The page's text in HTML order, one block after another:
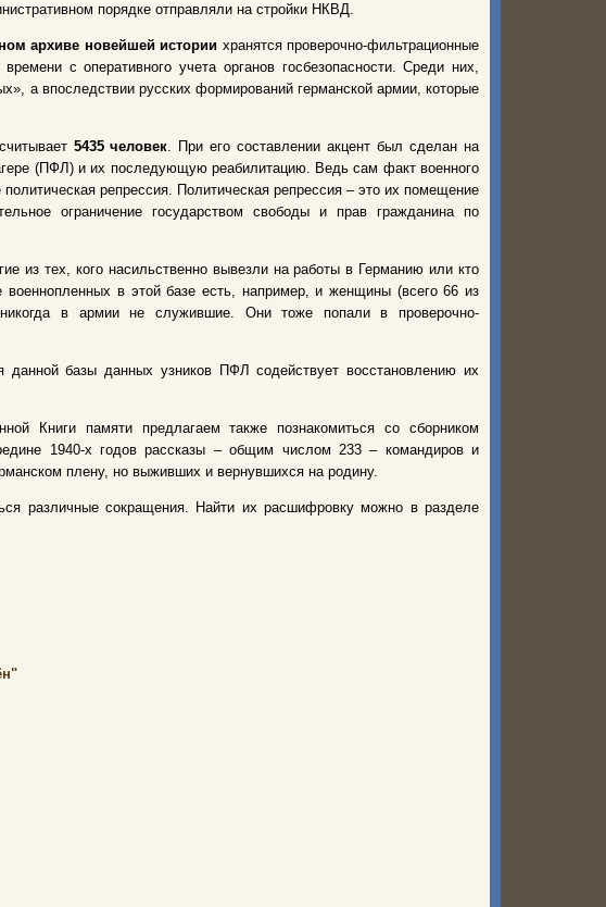
порядке отправляли на стройки НКВД.
архиве новейшей истории хранятся проверочно-фильтрационные
с оперативного учета органов госбезопасности. Среди них,
а впоследствии русских формирований германской армии, которые
5435 человек. При его составлении акцент был сделан на
(ПФЛ) и их последующую реабилитацию. Ведь сам факт военного
репрессия. Политическая репрессия – это их помещение
ограничение государством свободы и прав гражданина по
из тех, кого насильственно вывезли на работы в Германию или кто
военнопленных в этой базе есть, например, и женщины (всего 66 из
в армии не служившие. Они тоже попали в проверочно-
данной базы данных узников ПФЛ содействует восстановлению их
Книги памяти предлагаем также познакомиться со сборником
1940-х годов рассказы – общим числом 233 – командиров и
плену, но выживших и вернувшихся на родину.
различные сокращения. Найти их расшифровку можно в разделе